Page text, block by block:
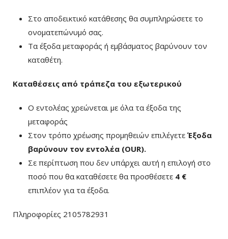
Στο αποδεικτικό κατάθεσης θα συμπληρώσετε το
ονοματεπώνυμό σας.
Τα έξοδα μεταφοράς ή εμβάσματος βαρύνουν τον
καταθέτη.
Καταθέσεις από τράπεζα του εξωτερικού
Ο εντολέας χρεώνεται με όλα τα έξοδα της
μεταφοράς
Στον τρόπο χρέωσης προμηθειών επιλέγετε Έξοδα
βαρύνουν τον εντολέα (ΟUR).
Σε περίπτωση που δεν υπάρχει αυτή η επιλογή στο
ποσό που θα καταθέσετε θα προσθέσετε 4 €
επιπλέον για τα έξοδα.
Πληροφορίες 2105782931